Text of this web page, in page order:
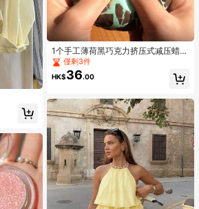
1个手工薄荷黑巧克力挤压式减压蜡
球，挤压时口感酥脆，男女皆宜，是
派对礼品或礼物的完美之选，适合14
岁以上人群的解压玩具，节日、生
僅剩3件
HK$36.00